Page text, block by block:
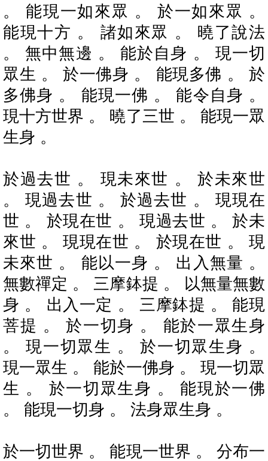
。 能現一如來眾 。 於一如來眾 。
能現十方 。 諸如來眾 。 曉了說法
。 無中無邊 。 能於自身 。 現一切
眾生 。 於一佛身 。 能現多佛 。 於
多佛身 。 能現一佛 。 能令自身 。
現十方世界 。 曉了三世 。 能現一眾
生身 。
於過去世 。 現未來世 。 於未來世
。 現過去世 。 於過去世 。 現現在
世 。 於現在世 。 現過去世 。 於未
來世 。 現現在世 。 於現在世 。 現
未來世 。 能以一身 。 出入無量 。
無數禪定 。 三摩鉢提 。 以無量無數
身 。 出入一定 。 三摩鉢提 。 能現
菩提 。 於一切身 。 能於一眾生身
。 現一切眾生 。 於一切眾生身 。
現一眾生 。 能於一佛身 。 現一切眾
生 。 於一切眾生身 。 能現於一佛
。 能現一切身 。 法身眾生身 。
於一切世界 。 能現一世界 。 分布一